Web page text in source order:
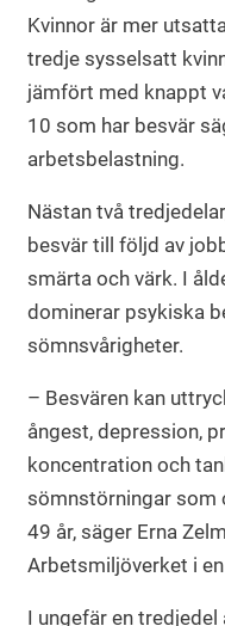
Kvinnor är mer
tredje sysselsatt
jämfört med knappt
10 som har besvär
arbetsbelastning.
Nästan två
besvär till följd av
smärta och värk. I
dominerar psykiska
sömnsvårigheter.
– Besvären kan
ångest, depression,
koncentration och
sömnstörningar som
49 år, säger Erna
Arbetsmiljöverket i
I ungefär en tredjedel